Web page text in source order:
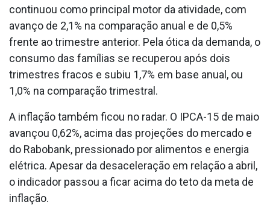
continuou como principal motor da atividade, com
avanço de 2,1% na comparação anual e de 0,5%
frente ao trimestre anterior. Pela ótica da demanda, o
consumo das famílias se recuperou após dois
trimestres fracos e subiu 1,7% em base anual, ou
1,0% na comparação trimestral.
A inflação também ficou no radar. O IPCA-15 de maio
avançou 0,62%, acima das projeções do mercado e
do Rabobank, pressionado por alimentos e energia
elétrica. Apesar da desaceleração em relação a abril,
o indicador passou a ficar acima do teto da meta de
inflação.